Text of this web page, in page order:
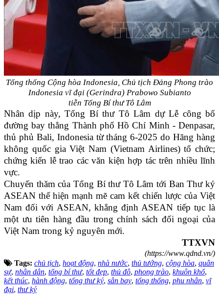
Tổng thống Cộng hòa Indonesia, Chủ tịch Đảng Phong trào
Indonesia vĩ đại (Gerindra) Prabowo Subianto
tiễn Tổng Bí thư Tô Lâm
Nhân dịp này, Tổng Bí thư Tô Lâm dự Lễ công bố
đường bay thẳng Thành phố Hồ Chí Minh - Denpasar,
thủ phủ Bali, Indonesia từ tháng 6-2025 do Hãng hàng
không quốc gia Việt Nam (Vietnam Airlines) tổ chức;
chứng kiến lễ trao các văn kiện hợp tác trên nhiều lĩnh
vực.
Chuyến thăm của Tổng Bí thư Tô Lâm tới Ban Thư ký
ASEAN thể hiện mạnh mẽ cam kết chiến lược của Việt
Nam đối với ASEAN, khẳng định ASEAN tiếp tục là
một ưu tiên hàng đầu trong chính sách đối ngoại của
Việt Nam trong kỷ nguyên mới.
TTXVN
(https://www.qdnd.vn/)
Tags: chủ tịch, hoạt động, nhà nước, thủ tướng, cộng hòa, quân
sự, nhân dân, tổng bí thư, tốt đẹp, thủ đô, phong trào, khuôn khổ,
kết thúc, hành động, tổng thư ký, sân bay, tổng thống, phu nhân, vĩ
đại, thư ký